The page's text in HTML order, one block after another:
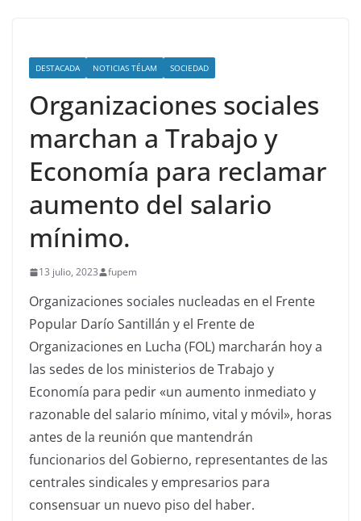
DESTACADA NOTICIAS TÉLAM SOCIEDAD
Organizaciones sociales
marchan a Trabajo y
Economía para reclamar
aumento del salario
mínimo.
13 julio, 2023 fupem
Organizaciones sociales nucleadas en el Frente
Popular Darío Santillán y el Frente de
Organizaciones en Lucha (FOL) marcharán hoy a
las sedes de los ministerios de Trabajo y
Economía para pedir «un aumento inmediato y
razonable del salario mínimo, vital y móvil», horas
antes de la reunión que mantendrán
funcionarios del Gobierno, representantes de las
centrales sindicales y empresarios para
consensuar un nuevo piso del haber.